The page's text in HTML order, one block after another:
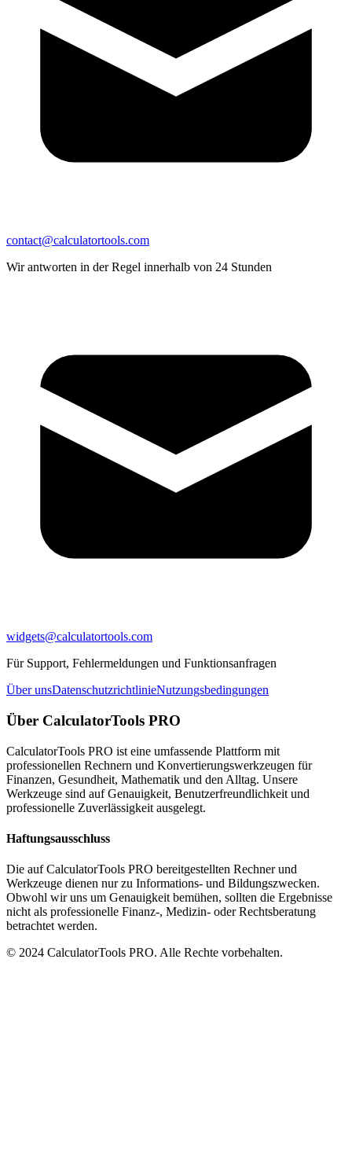
contact@calculatortools.com
Wir antworten in der Regel innerhalb von 24 Stunden
widgets@calculatortools.com
Für Support, Fehlermeldungen und Funktionsanfragen
Über unsDatenschutzrichtlinieNutzungsbedingungen
Über CalculatorTools PRO
CalculatorTools PRO ist eine umfassende Plattform mit
professionellen Rechnern und Konvertierungswerkzeugen für
Finanzen, Gesundheit, Mathematik und den Alltag. Unsere
Werkzeuge sind auf Genauigkeit, Benutzerfreundlichkeit und
professionelle Zuverlässigkeit ausgelegt.
Haftungsausschluss
Die auf CalculatorTools PRO bereitgestellten Rechner und
Werkzeuge dienen nur zu Informations- und Bildungszwecken.
Obwohl wir uns um Genauigkeit bemühen, sollten die Ergebnisse
nicht als professionelle Finanz-, Medizin- oder Rechtsberatung
betrachtet werden.
© 2024 CalculatorTools PRO. Alle Rechte vorbehalten.